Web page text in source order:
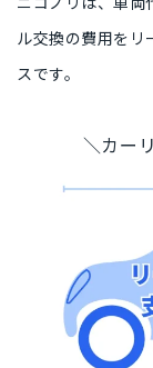
ル交換の費用をリ
スです。
＼カー